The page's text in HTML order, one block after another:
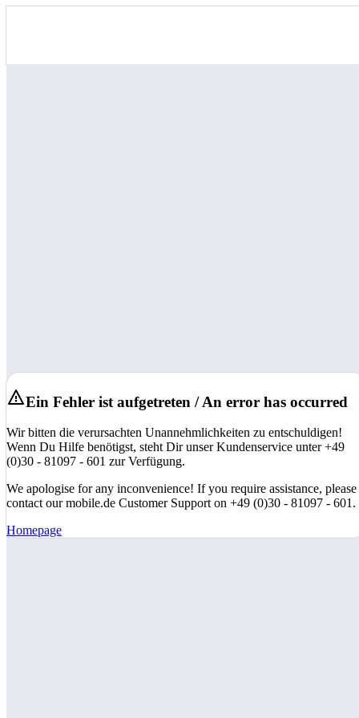
Ein Fehler ist aufgetreten / An error has occurred
Wir bitten die verursachten Unannehmlichkeiten zu entschuldigen!
Wenn Du Hilfe benötigst, steht Dir unser Kundenservice unter +49
(0)30 - 81097 - 601 zur Verfügung.
We apologise for any inconvenience! If you require assistance, please
contact our mobile.de Customer Support on +49 (0)30 - 81097 - 601.
Homepage